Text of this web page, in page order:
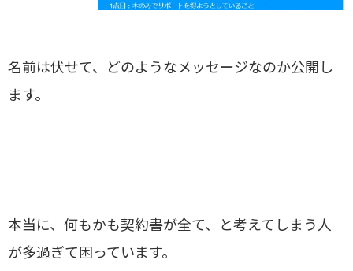
名前は伏せて、どのようなメッセージなのか公開し
ます。
本当に、何もかも契約書が全て、と考えてしまう人
が多過ぎて困っています。